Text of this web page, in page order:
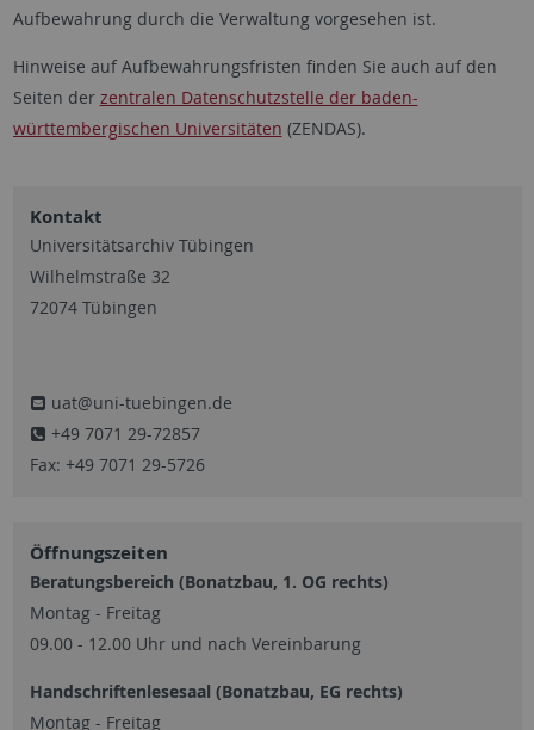
Aufbewahrung durch die Verwaltung vorgesehen ist.
Hinweise auf Aufbewahrungsfristen finden Sie auch auf den
Seiten der zentralen Datenschutzstelle der baden-
württembergischen Universitäten (ZENDAS).
Kontakt
Universitätsarchiv Tübingen
Wilhelmstraße 32
72074 Tübingen
uat@uni-tuebingen.de
+49 7071 29-72857
Fax: +49 7071 29-5726
Öffnungszeiten
Beratungsbereich (Bonatzbau, 1. OG rechts)
Montag - Freitag
09.00 - 12.00 Uhr und nach Vereinbarung
Handschriftenlesesaal (Bonatzbau, EG rechts)
Montag - Freitag